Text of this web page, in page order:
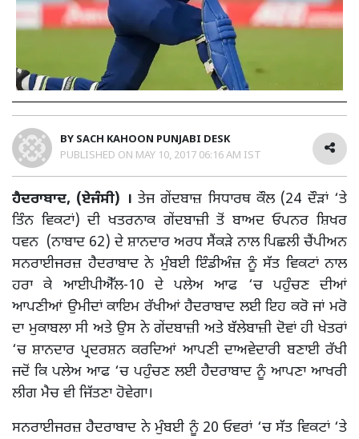
BY SACH KAHOON PUNJABI DESK
PUBLISHED ON MAY 10, 2017 06:16 AM IST
ਹੈਦਰਾਬਾਦ, (ਏਜੰਸੀ) । ਤੇਜ ਗੇਂਦਬਾਜ਼ ਸਿਧਾਰਥ ਕੌਲ (24 ਦੌੜਾਂ ‘ਤੇ
ਤਿੰਨ ਵਿਕਟਾਂ) ਦੀ ਖਤਰਨਾਕ ਗੇਂਦਬਾਜ਼ੀ ਤੋਂ ਬਾਅਦ ਓਪਨਰ ਸ਼ਿਖਰ
ਧਵਨ (ਨਾਬਾਦ 62) ਦੇ ਸ਼ਾਨਦਾਰ ਅਰਧ ਸੈਂਕੜੇ ਨਾਲ ਪਿਛਲੀ ਚੈਂਪੀਅਨ
ਸਨਰਾਈਜਰਜ਼ ਹੈਦਰਾਬਾਦ ਨੇ ਮੁੰਬਈ ਇੰਡੀਅੰਜ਼ ਨੂੰ ਸੱਤ ਵਿਕਟਾਂ ਨਾਲ
ਹਰਾ ਕੇ ਆਈਪੀਐੱਲ-10 ਦੇ ਪਲੇਅ ਆਫ ‘ਚ ਪਹੁੰਚਣ ਦੀਆਂ
ਆਪਣੀਆਂ ਉਮੀਦਾਂ ਕਾਇਮ ਰੱਖੀਆਂ ਹੈਦਰਾਬਾਦ ਲਈ ਇਹ ਕਰੋ ਜਾਂ ਮਰੋ
ਦਾ ਮੁਕਾਬਲਾ ਸੀ ਅਤੇ ਉਸ ਨੇ ਗੇਂਦਬਾਜ਼ੀ ਅਤੇ ਬੱਲੇਬਾਜ਼ੀ ਦੋਵਾਂ ਹੀ ਖੇਤਰਾਂ
‘ਚ ਸ਼ਾਨਦਾਰ ਪ੍ਰਦਰਸ਼ਨ ਕਰਦਿਆਂ ਆਪਣੀ ਦਾਅਵੇਦਾਰੀ ਬਣਾਈ ਰੱਖੀ
ਜਦੋਂ ਕਿ ਪਲੇਅ ਆਫ ‘ਚ ਪਹੁੰਚਣ ਲਈ ਹੈਦਰਾਬਾਦ ਨੂੰ ਆਪਣਾ ਆਖਰੀ
ਲੀਗ ਮੈਚ ਵੀ ਜਿੱਤਣਾ ਹੋਵੇਗਾ।
ਸਨਰਾਈਜਰਜ਼ ਹੈਦਰਾਬਾਦ ਨੇ ਮੁੰਬਈ ਨੂੰ 20 ਓਵਰਾਂ ‘ਚ ਸੱਤ ਵਿਕਟਾਂ ‘ਤੇ